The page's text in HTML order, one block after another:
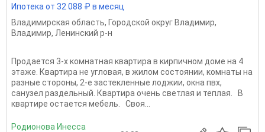
Ипотека от 32 088 ₽ в месяц
Владимирская область, Городской округ Владимир,
Владимир, Ленинский р-н
Продается 3-х комнатная квартира в кирпичном доме на 4
этаже. Квартира не угловая, в жилом состоянии, комнаты на
разные стороны, 2-е застекленные лоджии, окна пвх,
санузел раздельный. Квартира очень светлая и теплая. В
квартире остается мебель. Своя...
Родионова Инесса